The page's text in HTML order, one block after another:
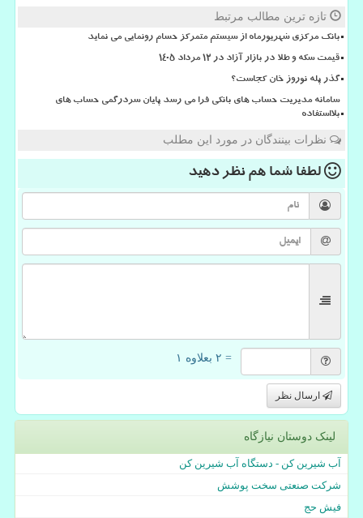
تازه ترین مطالب مرتبط
بانک مرکزی شهریورماه از سیستم متمرکز حسام رونمایی می نماید
قیمت سکه و طلا در بازار آزاد در ۱۲ مرداد ۱۴۰۵
گذر پله نوروز خان کجاست؟
سامانه مدیریت حساب های بانکی فرا می رسد پایان سردرگمی حساب های
بلااستفاده
نظرات بینندگان در مورد این مطلب
لطفا شما همنظر دهید
= ۲ بعلاوه ۱
ارسال نظر
لینک دوستان نیازگاه
آب شیرین کن - دستگاه آب شیرین کن
شرکت صنعتی سخت پوشش
فیش حج